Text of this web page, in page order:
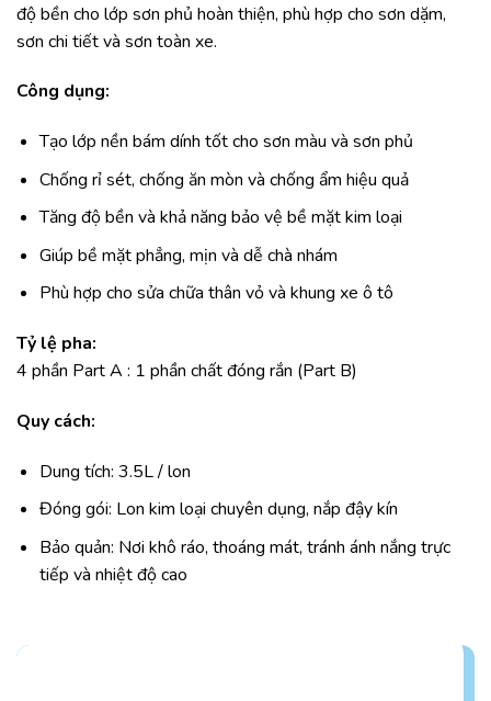
độ bền cho lớp sơn phủ hoàn thiện, phù hợp cho sơn dặm,
sơn chi tiết và sơn toàn xe.
Công dụng:
Tạo lớp nền bám dính tốt cho sơn màu và sơn phủ
Chống rỉ sét, chống ăn mòn và chống ẩm hiệu quả
Tăng độ bền và khả năng bảo vệ bề mặt kim loại
Giúp bề mặt phẳng, mịn và dễ chà nhám
Phù hợp cho sửa chữa thân vỏ và khung xe ô tô
Tỷ lệ pha:
4 phần Part A : 1 phần chất đóng rắn (Part B)
Quy cách:
Dung tích: 3.5L / lon
Đóng gói: Lon kim loại chuyên dụng, nắp đậy kín
Bảo quản: Nơi khô ráo, thoáng mát, tránh ánh nắng trực
tiếp và nhiệt độ cao